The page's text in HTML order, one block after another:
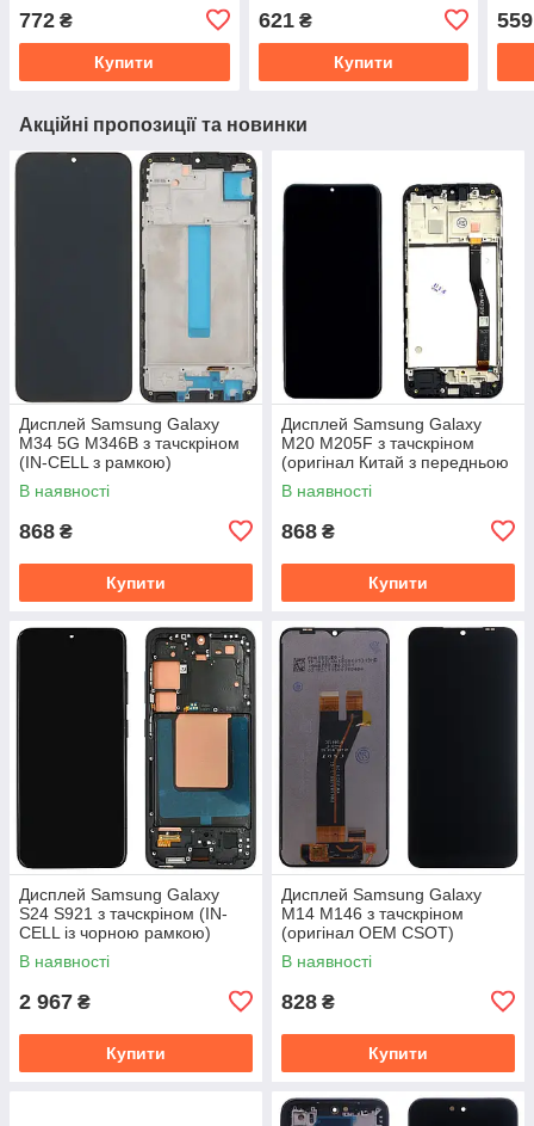
772 ₴
Купити
621₴
Купити
559
Акційні пропозиції та новинки
Дисплей Samsung Galaxy
M34 5G M346B з тачскріном
(IN-CELL з рамкою)
В наявності
868 ₴
Купити
Дисплей Samsung Galaxy
M20 M205F з тачскріном
(оригінал Китай з передньою
панеллю)
В наявності
868 ₴
Купити
Дисплей Samsung Galaxy
S24 S921 з тачскріном (IN-
CELL із чорною рамкою)
В наявності
2 967 ₴
Купити
Дисплей Samsung Galaxy
M14 M146 з тачскріном
(оригінал OEM CSOT)
В наявності
828 ₴
Купити